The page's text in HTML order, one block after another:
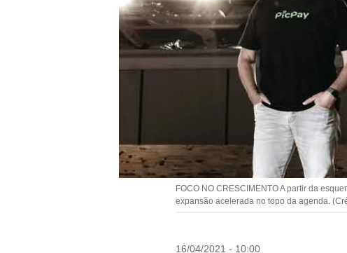
FOCO NO CRESCIMENTO A partir da
expansão acelerada no topo da agenda.
16/04/2021 - 10:00